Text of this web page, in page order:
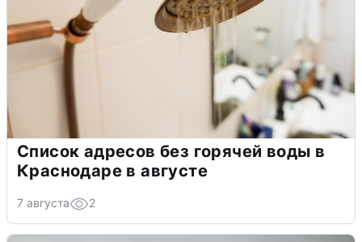
Список адресов без горячей воды в
Краснодаре в августе
7 августа 2